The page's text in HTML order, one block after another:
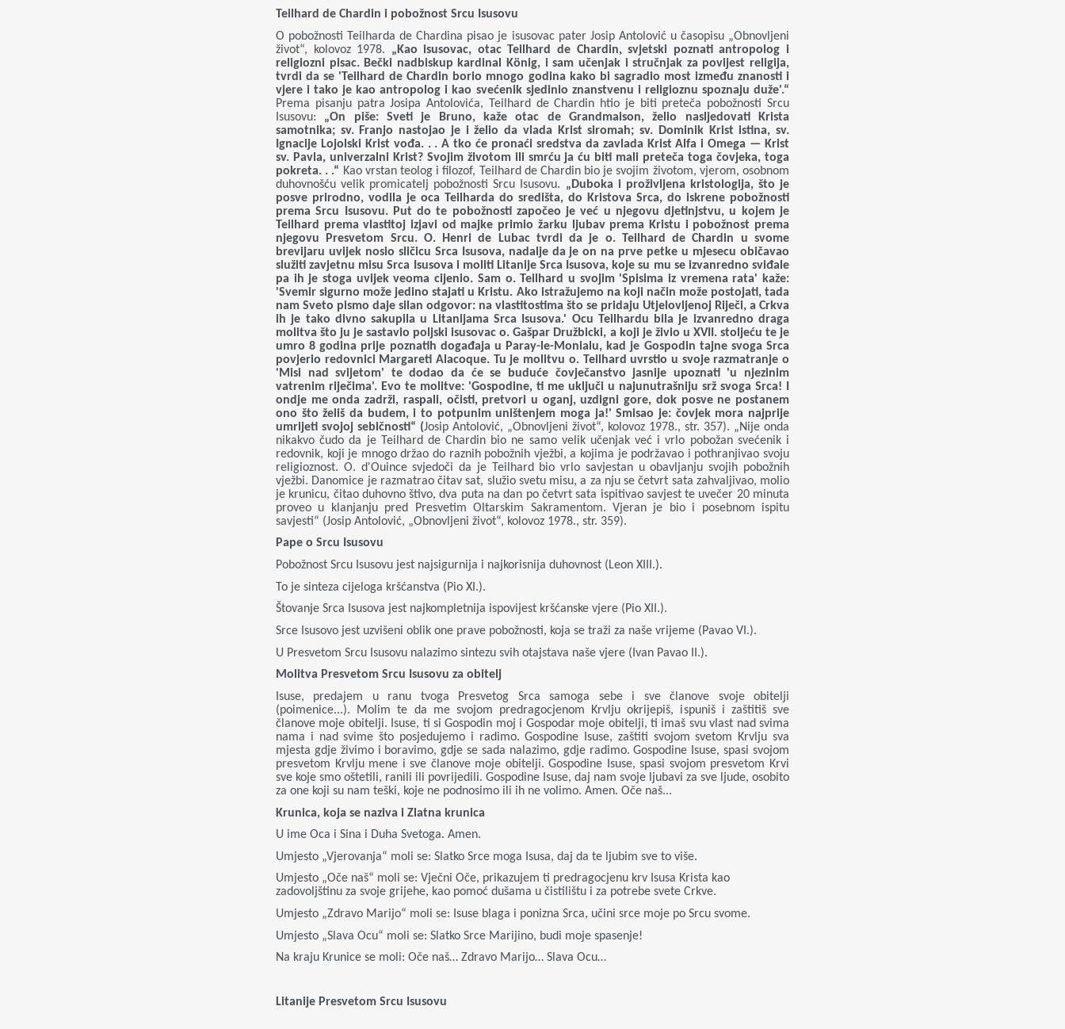
Teilhard de Chardin i pobožnost Srcu Isusovu
O pobožnosti Teilharda de Chardina pisao je isusovac pater Josip Antolović u časopisu „Obnovljeni
život“, kolovoz 1978. „Kao isusovac, otac Teilhard de Chardin, svjetski poznati antropolog i
religiozni pisac. Bečki nadbiskup kardinal König, i sam učenjak i stručnjak za povijest religija,
tvrdi da se 'Teilhard de Chardin borio mnogo godina kako bi sagradio most između znanosti i
vjere i tako je kao antropolog i kao svećenik sjedinio znanstvenu i religioznu spoznaju duže'.“
Prema pisanju patra Josipa Antolovića, Teilhard de Chardin htio je biti preteča pobožnosti Srcu
Isusovu: „On piše:
Sveti je Bruno, kaže otac de Grandmaison, želio nasljedovati Krista
samotnika; sv. Franjo nastojao je i želio da vlada Krist siromah; sv. Dominik Krist istina, sv.
Ignacije Lojolski Krist vođa. . . A tko će pronaći sredstva da zavlada Krist Alfa i Omega — Krist
sv. Pavla, univerzalni Krist? Svojim životom ili smrću ja ću biti mali preteča toga čovjeka, toga
pokreta. . .“ Kao vrstan teolog i filozof, Teilhard de Chardin bio je svojim životom, vjerom, osobnom
duhovnošću velik promicatelj pobožnosti Srcu Isusovu. „Duboka i proživljena kristologija, što je
posve prirodno, vodila je oca Teilharda do središta, do Kristova Srca, do iskrene pobožnosti
prema Srcu Isusovu. Put do te pobožnosti započeo je već u njegovu djetinjstvu, u kojem je
Teilhard prema vlastitoj izjavi od majke primio žarku ljubav prema Kristu i pobožnost prema
njegovu Presvetom Srcu. O. Henri de Lubac tvrdi da je o. Teilhard de Chardin u svome
brevijaru uvijek nosio sličicu Srca Isusova, nadalje da je on na prve petke u mjesecu običavao
služiti zavjetnu misu Srca Isusova i moliti Litanije Srca Isusova, koje su mu se izvanredno sviđale
pa ih je stoga uvijek veoma cijenio. Sam o. Teilhard u svojim 'Spisima iz vremena rata' kaže:
'Svemir sigurno može jedino stajati u Kristu. Ako istražujemo na koji način može postojati, tada
nam Sveto pismo daje silan odgovor: na vlastitostima što se pridaju Utjelovljenoj Riječi, a Crkva
ih je tako divno sakupila u Litanijama Srca Isusova.' Ocu Teilhardu bila je izvanredno draga
molitva što ju je sastavio poljski isusovac o. Gašpar Družbicki, a koji je živio u XVII. stoljeću te je
umro 8 godina prije poznatih događaja u Paray-le-Monialu, kad je Gospodin tajne svoga Srca
povjerio redovnici Margareti Alacoque. Tu je molitvu o. Teilhard uvrstio u svoje razmatranje o
'Misi nad svijetom' te dodao da će se buduće čovječanstvo jasnije upoznati 'u njezinim
vatrenim riječima'. Evo te molitve: 'Gospodine, ti me uključi u najunutrašniju srž svoga Srca! I
ondje me onda zadrži, raspali, očisti, pretvori u oganj, uzdigni gore, dok posve ne postanem
ono što želiš da budem, i to potpunim uništenjem moga ja!' Smisao je: čovjek mora najprije
umrijeti svojoj sebičnosti“ (Josip Antolović, „Obnovljeni život“, kolovoz 1978., str. 357). „Nije onda
nikakvo čudo da je Teilhard de Chardin bio ne samo velik učenjak već i vrlo pobožan svećenik i
redovnik, koji je mnogo držao do raznih pobožnih vježbi, a kojima je podržavao i pothranjivao svoju
religioznost. O. d'Ouince svjedoči da je Teilhard bio vrlo savjestan u obavljanju svojih pobožnih
vježbi. Danomice je razmatrao čitav sat, služio svetu misu, a za nju se četvrt sata zahvaljivao, molio
je krunicu, čitao duhovno štivo, dva puta na dan po četvrt sata ispitivao savjest te uvečer 20 minuta
proveo u klanjanju pred Presvetim Oltarskim Sakramentom. Vjeran je bio i posebnom ispitu
savjesti“ (Josip Antolović, „Obnovljeni život“, kolovoz 1978., str. 359).
Pape o Srcu Isusovu
Pobožnost Srcu Isusovu jest najsigurnija i najkorisnija duhovnost (Leon XIII.).
To je sinteza cijeloga kršćanstva (Pio XI.).
Štovanje Srca Isusova jest najkompletnija ispovijest kršćanske vjere (Pio XII.).
Srce Isusovo jest uzvišeni oblik one prave pobožnosti, koja se traži za naše vrijeme (Pavao VI.).
U Presvetom Srcu Isusovu nalazimo sintezu svih otajstava naše vjere (Ivan Pavao II.).
Molitva Presvetom Srcu Isusovu za obitelj
Isuse, predajem u ranu tvoga Presvetog Srca samoga sebe i sve članove svoje obitelji
(poimenice...). Molim te da me svojom predragocjenom Krvlju okrijepiš, ispuniš i zaštitiš sve
članove moje obitelji. Isuse, ti si Gospodin moj i Gospodar moje obitelji, ti imaš svu vlast nad svima
nama i nad svime što posjedujemo i radimo. Gospodine Isuse, zaštiti svojom svetom Krvlju sva
mjesta gdje živimo i boravimo, gdje se sada nalazimo, gdje radimo. Gospodine Isuse, spasi svojom
presvetom Krvlju mene i sve članove moje obitelji. Gospodine Isuse, spasi svojom presvetom Krvi
sve koje smo oštetili, ranili ili povrijedili. Gospodine Isuse, daj nam svoje ljubavi za sve ljude, osobito
za one koji su nam teški, koje ne podnosimo ili ih ne volimo. Amen. Oče naš...
Krunica, koja se naziva i Zlatna krunica
U ime Oca i Sina i Duha Svetoga. Amen.
Umjesto „Vjerovanja“ moli se: Slatko Srce moga Isusa, daj da te ljubim sve to više.
Umjesto „Oče naš“ moli se: Vječni Oče, prikazujem ti predragocjenu krv Isusa Krista kao
zadovoljštinu za svoje grijehe, kao pomoć dušama u čistilištu i za potrebe svete Crkve.
Umjesto „Zdravo Marijo“ moli se: Isuse blaga i ponizna Srca, učini srce moje po Srcu svome.
Umjesto „Slava Ocu“ moli se: Slatko Srce Marijino, budi moje spasenje!
Na kraju Krunice se moli: Oče naš… Zdravo Marijo… Slava Ocu…
Litanije Presvetom Srcu Isusovu